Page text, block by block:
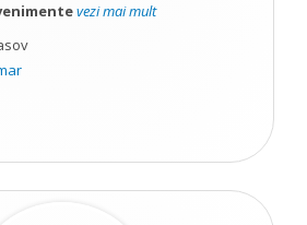
vezi mai mult